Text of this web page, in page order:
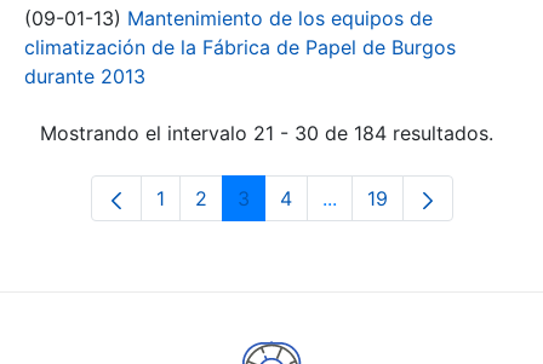
(09-01-13) Mantenimiento de los equipos de
climatización de la Fábrica de Papel de Burgos
durante 2013
Mostrando el intervalo 21 - 30 de 184 resultados.
Página
1 Página
2 Página
3 Página
4 ...Páginas intermedias
Página
19